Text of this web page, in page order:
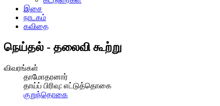
இசை
நாடகம்
கவிதை
நெய்தல் - தலைவி கூற்று
விவரங்கள்
தாமோதரனார்
தாய்ப் பிரிவு: எட்டுத்தொகை
குறுந்தொகை